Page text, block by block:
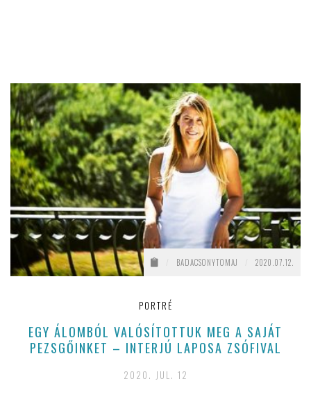
BADACSONYTOMAJ 2020.07.12.
PORTRÉ
EGY ÁLOMBÓL VALÓSÍTOTTUK MEG A SAJÁT
PEZSGŐINKET – INTERJÚ LAPOSA ZSÓFIVAL
2020. JUL. 12